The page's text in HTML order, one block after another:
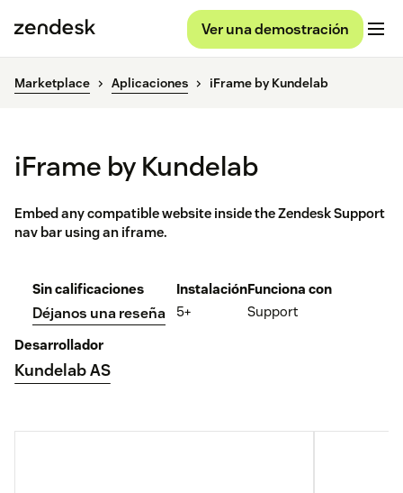
Ver una demostración
Marketplace Aplicaciones iFrame by Kundelab
iFrame by Kundelab
Embed any compatible website inside the Zendesk Support
nav bar using an iframe.
Sin calificaciones
Déjanos una reseña
Instalación
5+
Funciona con
Support
Desarrollador
Kundelab AS